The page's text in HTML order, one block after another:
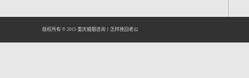
版权所有 © 2015 重庆婚姻咨询 怎样挽回老公